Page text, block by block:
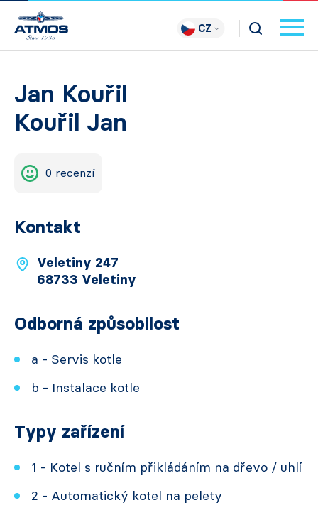
CZ
Jan Kouřil
Kouřil Jan
0 recenzí
Kontakt
Veletiny 247
68733 Veletiny
Odborná způsobilost
a - Servis kotle
b - Instalace kotle
Typy zařízení
1 - Kotel s ručním přikládáním na dřevo / uhlí
2 - Automatický kotel na pelety